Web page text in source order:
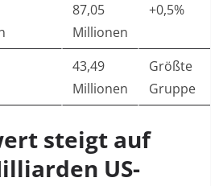
87,05
Millionen
+0,5%
43,49
Millionen
Größte
Gruppe
steigt auf
US-